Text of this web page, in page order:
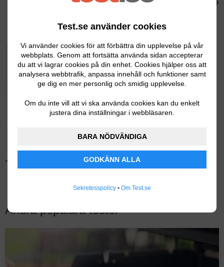
Test.se använder cookies
Vi använder cookies för att förbättra din upplevelse på vår
webbplats. Genom att fortsätta använda sidan accepterar
du att vi lagrar cookies på din enhet. Cookies hjälper oss att
analysera webbtrafik, anpassa innehåll och funktioner samt
ge dig en mer personlig och smidig upplevelse.
Om du inte vill att vi ska använda cookies kan du enkelt
justera dina inställningar i webbläsaren.
BARA NÖDVÄNDIGA
GODKÄNN ALLA
Sekretesspolicy • Om Test.se
Test av skotorkar – Läs hela testet
Andra populära tester